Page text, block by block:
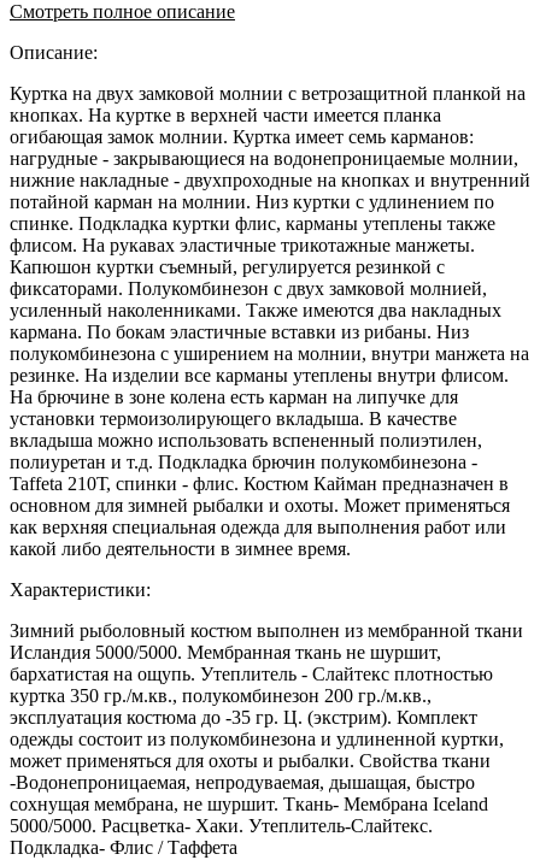
Смотреть полное описание
Описание:
Куртка на двух замковой молнии с ветрозащитной планкой на
кнопках. На куртке в верхней части имеется планка
огибающая замок молнии. Куртка имеет семь карманов:
нагрудные - закрывающиеся на водонепроницаемые молнии,
нижние накладные - двухпроходные на кнопках и внутренний
потайной карман на молнии. Низ куртки с удлинением по
спинке. Подкладка куртки флис, карманы утеплены также
флисом. На рукавах эластичные трикотажные манжеты.
Капюшон куртки съемный, регулируется резинкой с
фиксаторами. Полукомбинезон с двух замковой молнией,
усиленный наколенниками. Также имеются два накладных
кармана. По бокам эластичные вставки из рибаны. Низ
полукомбинезона с уширением на молнии, внутри манжета на
резинке. На изделии все карманы утеплены внутри флисом.
На брючине в зоне колена есть карман на липучке для
установки термоизолирующего вкладыша. В качестве
вкладыша можно использовать вспененный полиэтилен,
полиуретан и т.д. Подкладка брючин полукомбинезона -
Taffeta 210Т, спинки - флис. Костюм Кайман предназначен в
основном для зимней рыбалки и охоты. Может применяться
как верхняя специальная одежда для выполнения работ или
какой либо деятельности в зимнее время.
Характеристики:
Зимний рыболовный костюм выполнен из мембранной ткани
Исландия 5000/5000. Мембранная ткань не шуршит,
бархатистая на ощупь. Утеплитель - Слайтекс плотностью
куртка 350 гр./м.кв., полукомбинезон 200 гр./м.кв.,
эксплуатация костюма до -35 гр. Ц. (экстрим). Комплект
одежды состоит из полукомбинезона и удлиненной куртки,
может применяться для охоты и рыбалки. Свойства ткани
-Водонепроницаемая, непродуваемая, дышащая, быстро
сохнущая мембрана, не шуршит. Ткань- Мембрана Iceland
5000/5000. Расцветка- Хаки. Утеплитель-Слайтекс.
Подкладка- Флис / Таффета